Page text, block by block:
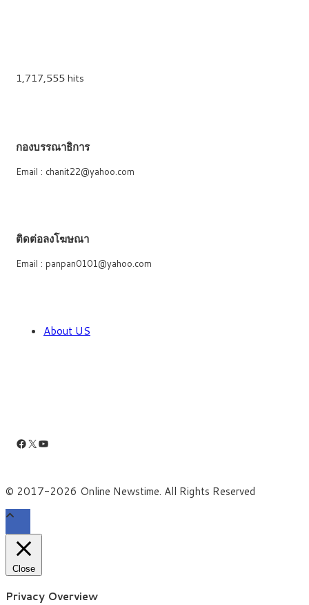
1,717,555 hits
กองบรรณาธิการ
Email : chanit22@yahoo.com
ติดต่อลงโฆษณา
Email : panpan0101@yahoo.com
About US
Facebook
X YouTube
© 2017-2026 Online Newstime. All Rights Reserved
Close
Privacy Overview